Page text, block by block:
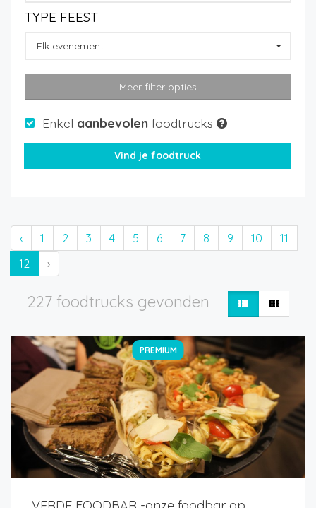
TYPE FEEST
Elk evenement
Meer filter opties
Enkel aanbevolen foodtrucks
‹ 1 2 3 4 5 6 7 8 9 10
11
12
›
227 foodtrucks gevonden
PREMIUM